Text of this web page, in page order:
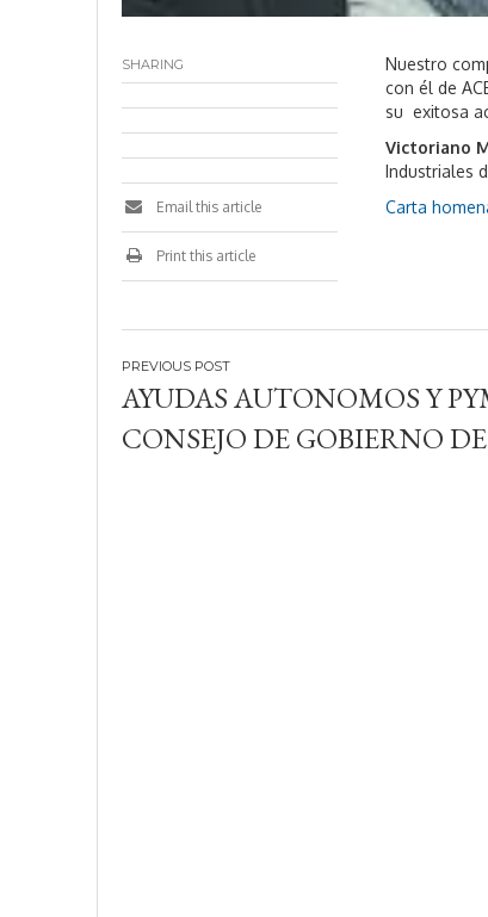
Nuestro
con él de
su exitosa
Victoriano
Industriales
Carta
SHARING
Email this article
Print this article
Navegación
de
entradas
AYUDAS AUTONOMOS Y
CONSEJO DE GOBIERNO